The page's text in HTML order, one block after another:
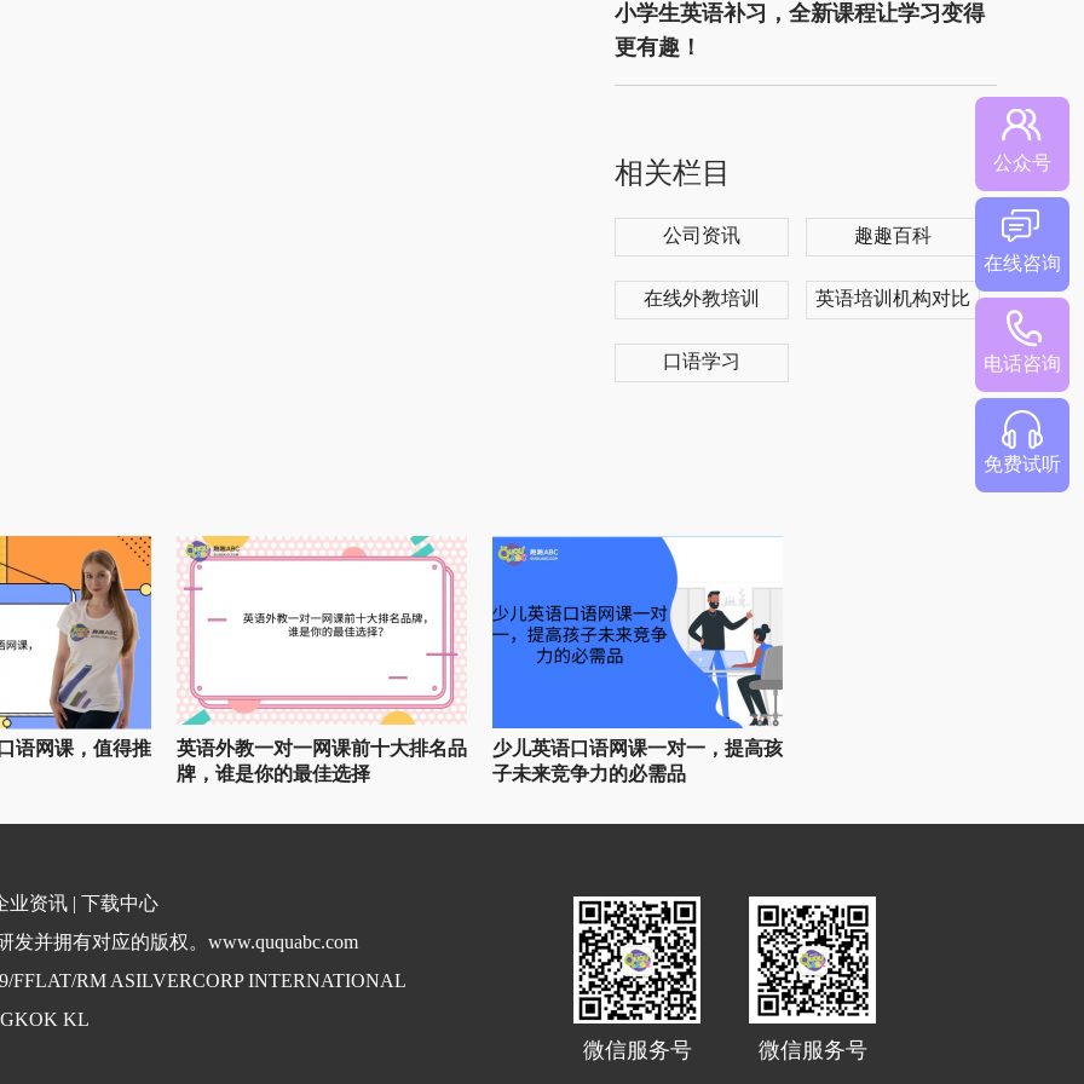
小学生英语补习，全新课程让学习变得
更有趣！
相关栏目
公司资讯 趣趣百科
在线外教培训 英语培训机构对比
口语学习
语网课，值得推
英语外教一对一网课前十大排名品
牌，谁是你的最佳选择
少儿英语口语网课一对一，提高孩
子未来竞争力的必需品
业资讯 | 下载中心
并拥有对应的版权。www.ququabc.com
FFLAT/RM ASILVERCORP INTERNATIONAL
KL
微信服务号 微信服务号
公众号
在线咨询
电话咨询
免费试听